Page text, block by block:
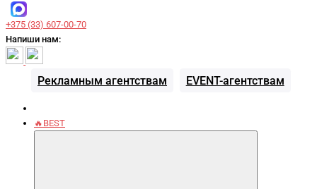
+375 (33) 607-00-70
Напиши нам:
Рекламным агентствам EVENT-агентствам
🔥BEST